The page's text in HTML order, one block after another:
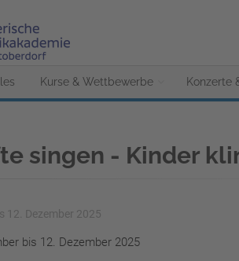
Kurse & Wettbewerbe Konzerte
singen - Kinder
12. Dezember 2025
bis 12. Dezember 2025